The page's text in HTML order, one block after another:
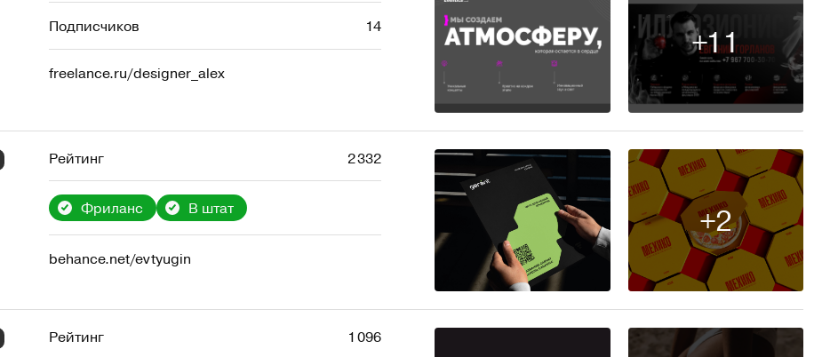
Подписчиков 14
freelance.ru/designer_alex
11
+11
Рейтинг 2 332
Фриланс В штат
behance.net/evtyugin
+2
Рейтинг 1 096